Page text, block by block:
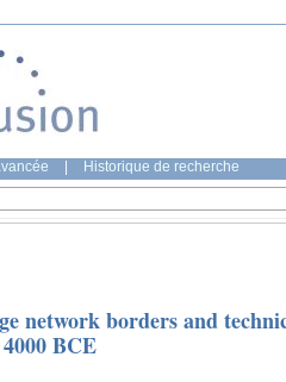
Historique de recherche
network borders and
BCE